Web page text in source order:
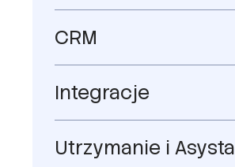
CRM
Integracje
Utrzymanie i Asysta